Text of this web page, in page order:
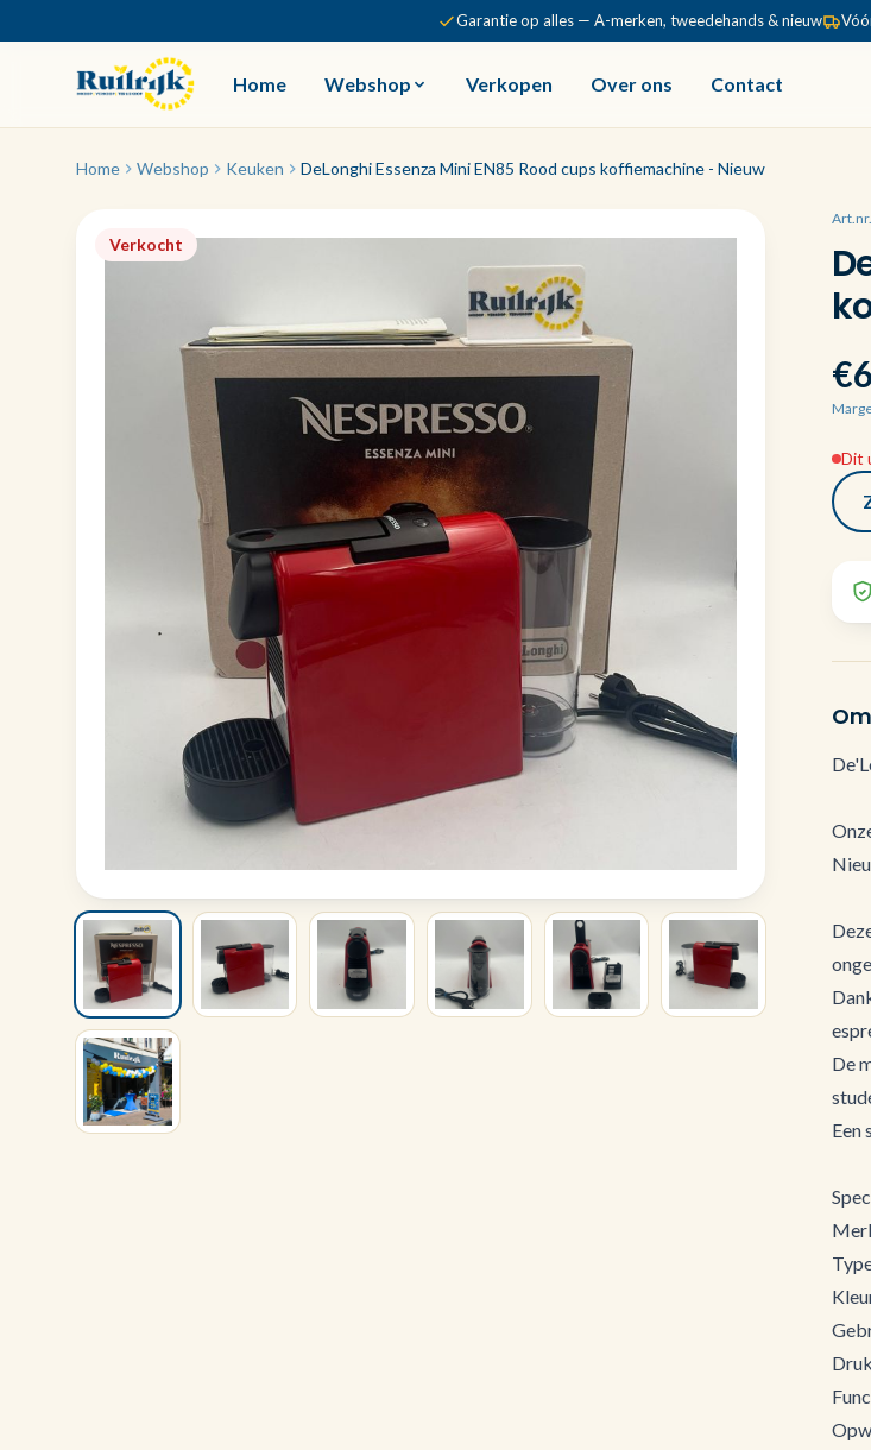
Garantie op alles — A-merken, tweedehands & nieuw
Home Webshop Verkopen Over ons Contact
Home Webshop Keuken DeLonghi Essenza Mini EN85 Rood cups koffiemachine - Nieuw
Verkocht
Dit
De
Een